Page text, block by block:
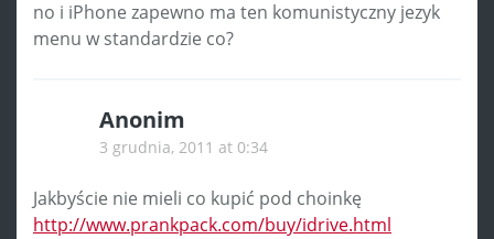
no i iPhone zapewno ma ten komunistyczny jezyk
menu w standardzie co?
Anonim
3 grudnia, 2011 at 0:34
Jakbyście nie mieli co kupić pod choinkę
http://www.prankpack.com/buy/idrive.html